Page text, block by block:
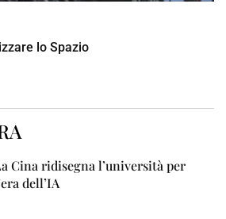
lo Spazio
Cina ridisegna l’università per
dell’IA